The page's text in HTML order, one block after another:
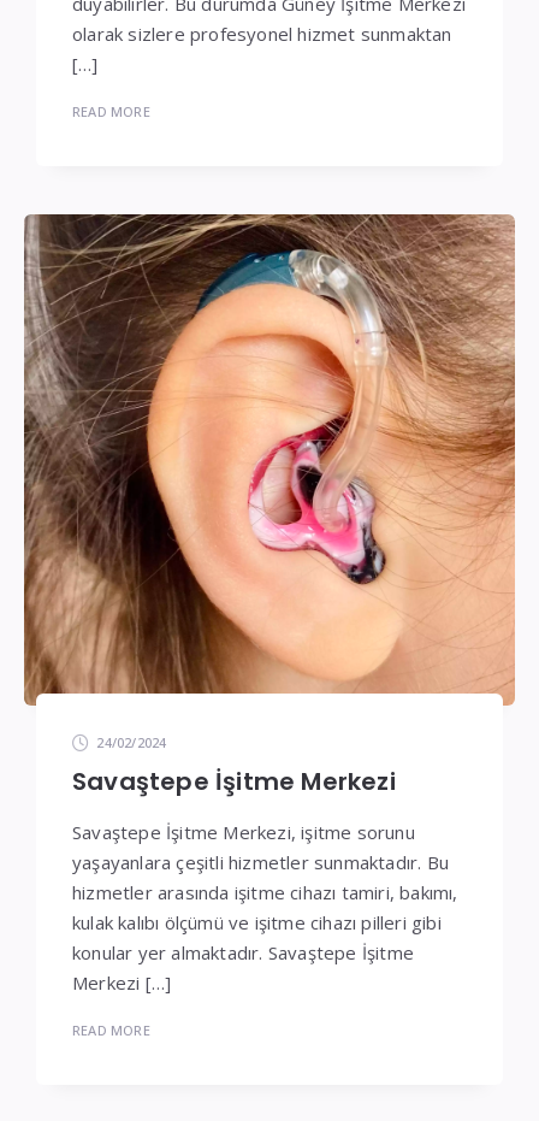
olarak sizlere profesyonel hizmet sunmaktan
[…]
READ MORE
24/02/2024
Savaştepe İşitme Merkezi
Savaştepe İşitme Merkezi, işitme sorunu
yaşayanlara çeşitli hizmetler sunmaktadır. Bu
hizmetler arasında işitme cihazı tamiri, bakımı,
kulak kalıbı ölçümü ve işitme cihazı pilleri gibi
konular yer almaktadır. Savaştepe İşitme
Merkezi […]
READ MORE